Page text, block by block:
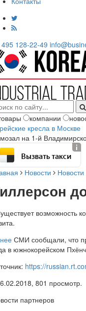
495 128-22-49
компании
кресла в Москве
на 1-й
Вызвать такси
Новости
возможность
СМИ сообщали, что
в южнокорейском
https://
801 просмотр.
партнеров